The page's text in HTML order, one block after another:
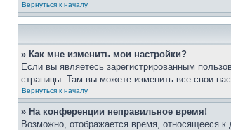
Вернуться к началу
» Как мне изменить мои настройки?
Если вы являетесь зарегистрированным
страницы. Там вы можете изменить все свои
Вернуться к началу
» На конференции неправильное время!
Возможно, отображается время, относящееся к